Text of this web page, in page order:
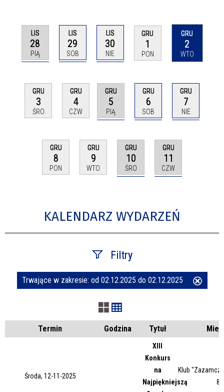
LIS
28
PIĄ
LIS
29
SOB
LIS
30
NIE
GRU
1
PON
GRU
2
WTO
GRU
3
ŚRO
GRU
4
CZW
GRU
5
PIĄ
GRU
6
SOB
GRU
7
NIE
GRU
8
PON
GRU
9
WTO
GRU
10
ŚRO
GRU
11
CZW
KALENDARZ WYDARZEŃ
Filtry
Szukana fraza
Kategoria
Trwające w zakresie: od 02.12.2025 do 02.12.2025
Termin Godzina Tytuł
Środa, 12-11-2025
XIII
Konkurs
na
Najpiękniejszą
Klub
87